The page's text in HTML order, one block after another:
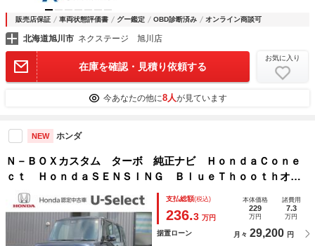
販売店保証 車両状態評価書 グー鑑定 OBD診断済み オンライン商談可
北海道旭川市 ネクステージ 旭川店
在庫を確認・見積り依頼する
お気に入り
今あなたの他に8人が見ています
NEW ホンダ
Ｎ－ＢＯＸカスタム ターボ 純正ナビ ＨｏｎｄａＣｏｎｅ
ｃｔ ＨｏｎｄａＳＥＮＳＩＮＧ ＢｌｕｅＴｈｏｏｔｈオー
ディオ クリアランスソナー レーダークルコン オートマチ
ックハイビーム 誤発進抑制 Ｂｌｕｅｔｏｏｔｈ対応 試乗
支払総額(税込)
236.3 万円
本体価格
229
万円
諸費用
7.3
万円
据置ローン 月々 29,200 円